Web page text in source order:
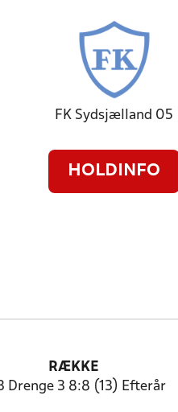
FK Sydsjælland 05
HOLDINFO
RÆKKE
Drenge 3 8:8 (13) Efterår